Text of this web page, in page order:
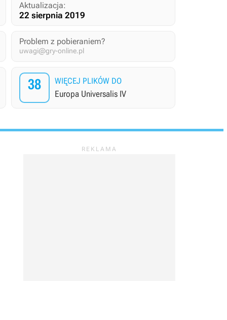
Aktualizacja:
22 sierpnia 2019
Problem z pobieraniem?
uwagi@gry-online.pl
38 WIĘCEJ PLIKÓW DO
Europa Universalis IV